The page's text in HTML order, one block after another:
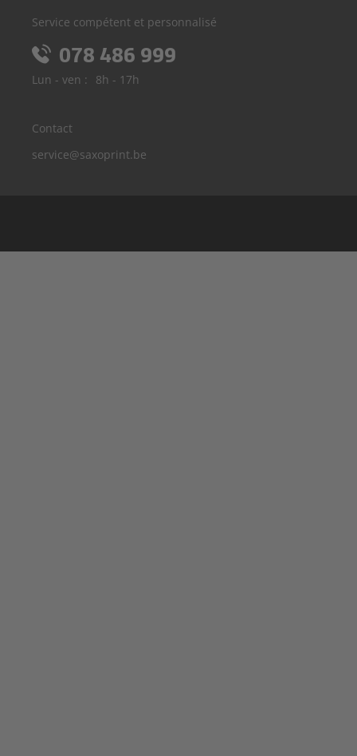
Service compétent et personnalisé
078 486 999
Lun - ven : 8h - 17h
Contact
service@saxoprint.be